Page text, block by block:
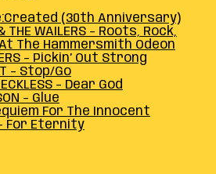
(30th Anniversary)
THE WAILERS – Roots, Rock,
The Hammersmith Odeon
– Pickin’ Out Strong
– Stop/Go
– Dear God
– Glue
For The Innocent
– For Eternity